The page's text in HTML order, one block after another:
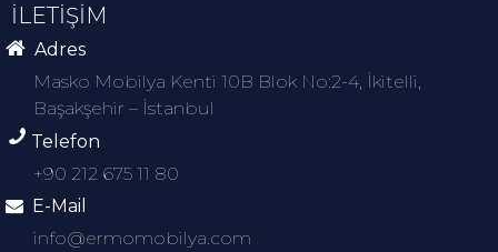
İLETİŞİM
Adres
Masko Mobilya Kenti 10B Blok No:2-4, İkitelli,
Başakşehir – İstanbul
Telefon
+90 212 675 11 80
E-Mail
info@ermomobilya.com